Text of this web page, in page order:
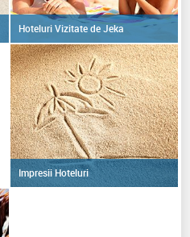
Hoteluri Vizitate de Jeka
Impresii Hoteluri